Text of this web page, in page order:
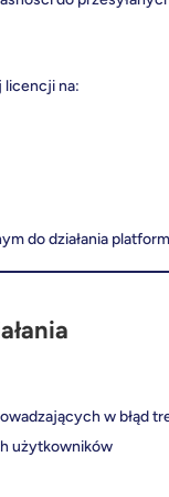
licencji na:
do działania
w błąd
użytkowników